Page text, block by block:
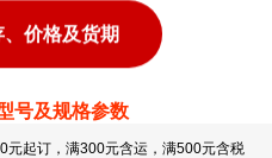
价格及货期
号及规格参数
起订，满300元含运，满500元含税